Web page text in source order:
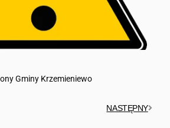
Gminy Krzemieniewo
NASTĘPNY